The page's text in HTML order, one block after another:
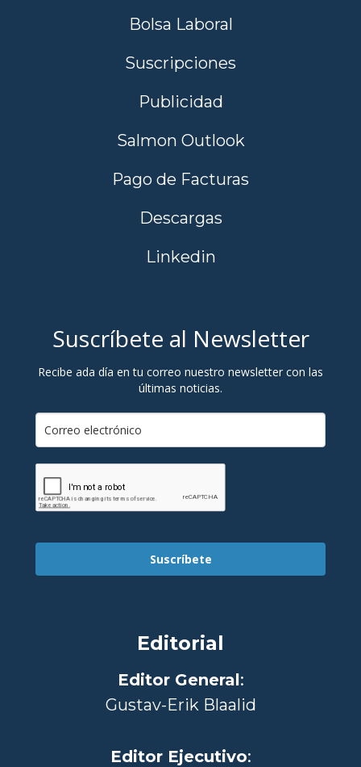
Bolsa Laboral
Suscripciones
Publicidad
Salmon Outlook
Pago de Facturas
Descargas
Linkedin
Suscríbete al Newsletter
Recibe ada día en tu correo nuestro newsletter con las
últimas noticias.
Suscríbete
Editorial
Editor General:
Gustav-Erik Blaalid
Editor Ejecutivo: